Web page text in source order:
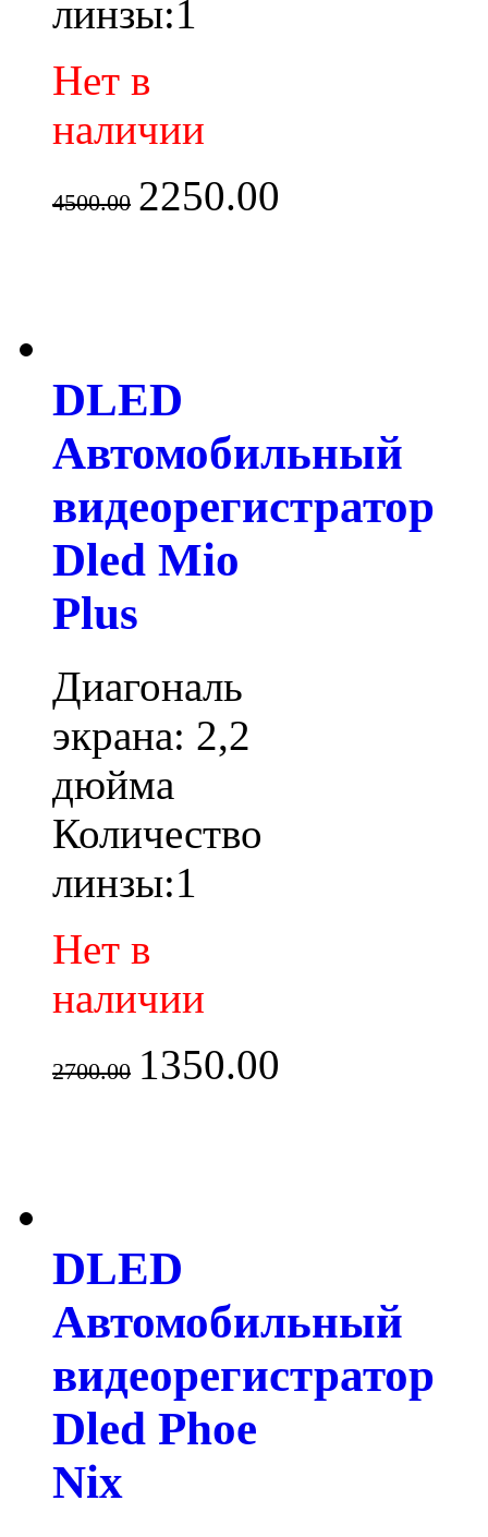
линзы:1
Нет в
наличии
4500.00 2250.00
DLED
Автомобильный
видеорегистратор
Dled Mio
Plus
Диагональ
экрана: 2,2
дюйма
Количество
линзы:1
Нет в
наличии
2700.00 1350.00
DLED
Автомобильный
видеорегистратор
Dled Phoe
Nix